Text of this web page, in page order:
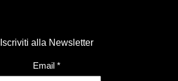
Iscriviti alla Newsletter
Email *